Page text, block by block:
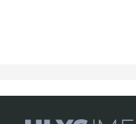
видеорегистратора.